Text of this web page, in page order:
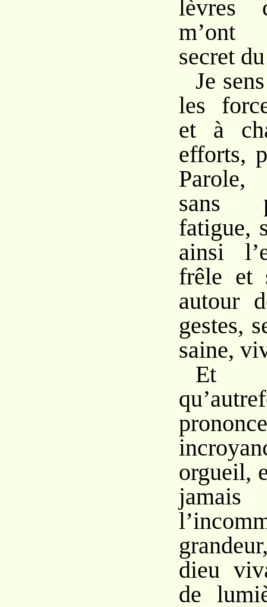
lèvres
m’ont
secret
Je
les
et à
efforts,
Parole,
sans
fatigue,
ainsi
frêle et
autour
gestes,
saine,
Et
orgueil,
dieu
de